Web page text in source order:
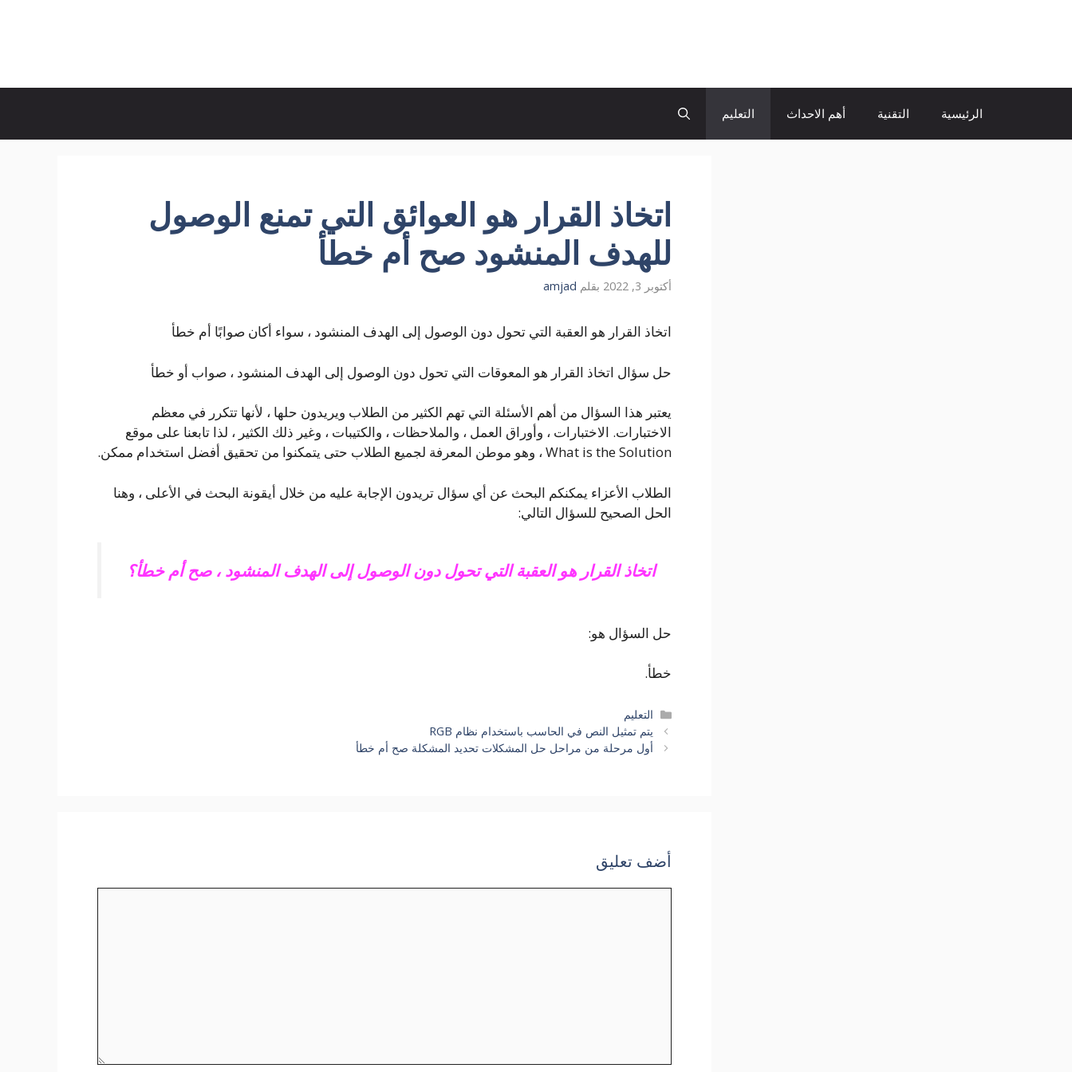
الرئيسية التقنية أهم الاحداث التعليم
اتخاذ القرار هو العوائق التي تمنع الوصول
للهدف المنشود صح أم خطأ
أكتوبر 3, 2022 بقلم amjad
اتخاذ القرار هو العقبة التي تحول دون الوصول إلى الهدف المنشود ، سواء أكان صوابًا أم خطأ
حل سؤال اتخاذ القرار هو المعوقات التي تحول دون الوصول إلى الهدف المنشود ، صواب أو خطأ
يعتبر هذا السؤال من أهم الأسئلة التي تهم الكثير من الطلاب ويريدون حلها ، لأنها تتكرر في معظم
الاختبارات. الاختبارات ، وأوراق العمل ، والملاحظات ، والكتيبات ، وغير ذلك الكثير ، لذا تابعنا على موقع
What is the Solution ، وهو موطن المعرفة لجميع الطلاب حتى يتمكنوا من تحقيق أفضل استخدام ممكن.
الطلاب الأعزاء يمكنكم البحث عن أي سؤال تريدون الإجابة عليه من خلال أيقونة البحث في الأعلى ، وهنا
الحل الصحيح للسؤال التالي:
اتخاذ القرار هو العقبة التي تحول دون الوصول إلى الهدف المنشود ، صح أم خطأ؟
حل السؤال هو:
خطأ.
التصنيفات
التعليم
يتم تمثيل النص في الحاسب باستخدام نظام RGB
أول مرحلة من مراحل حل المشكلات تحديد المشكلة صح أم خطأ
أضف تعليق